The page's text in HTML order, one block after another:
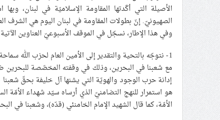
الأصيلة التي أكّدتها المقاومة الإسلاميّة في لبنان،
الصهيونيّ. إنّ بطولات المقاومة في لبنان اليوم هي الشرف
وفي هذا الإطار، نسجّل في الموقف الأسبوعيّ العناوين
1- نتوجّه بالتحية والتقدير إلى الأمين العام لحزب الله
مع شعبنا في البحرين، وذلك في وقفته المخصّصة للبحرين
إدانة حرب الوجود والهويّة التي يشنها آل خليفة بحقّ
هو استمرار للنهج التضامنيّ الذي أرساه سيّد شهداء
الأمّة، كما قال الشهيد الإمام الخامنئي (قدّه)، وشعبنا في